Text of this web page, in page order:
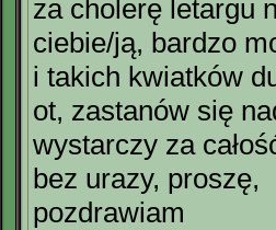
za cholerę letargu
ciebie/ją, bardzo
i takich kwiatków
ot, zastanów się
wystarczy za
bez urazy, proszę,
pozdrawiam